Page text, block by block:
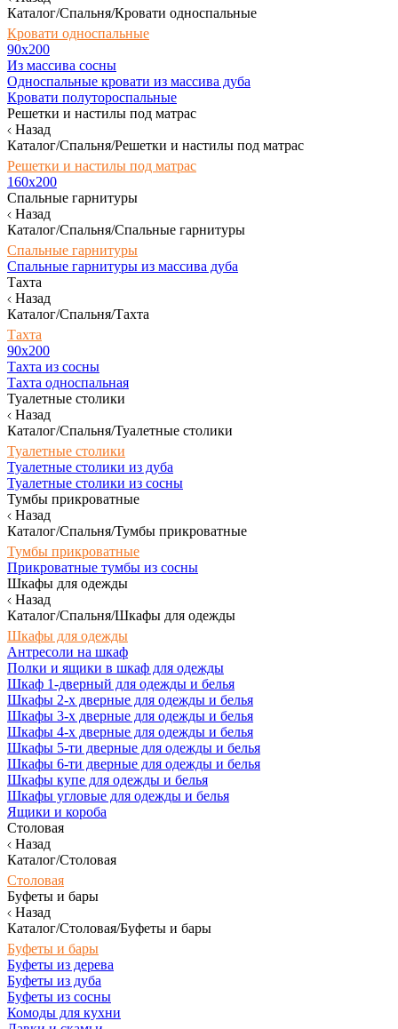
Каталог/Спальня/Кровати односпальные
Кровати односпальные
90х200
Из массива сосны
Односпальные кровати из массива дуба
Кровати полутороспальные
Решетки и настилы под матрас
Назад
Каталог/Спальня/Решетки и настилы под матрас
Решетки и настилы под матрас
160х200
Спальные гарнитуры
Назад
Каталог/Спальня/Спальные гарнитуры
Спальные гарнитуры
Спальные гарнитуры из массива дуба
Тахта
Назад
Каталог/Спальня/Тахта
Тахта
90х200
Тахта из сосны
Тахта односпальная
Туалетные столики
Назад
Каталог/Спальня/Туалетные столики
Туалетные столики
Туалетные столики из дуба
Туалетные столики из сосны
Тумбы прикроватные
Назад
Каталог/Спальня/Тумбы прикроватные
Тумбы прикроватные
Прикроватные тумбы из сосны
Шкафы для одежды
Назад
Каталог/Спальня/Шкафы для одежды
Шкафы для одежды
Антресоли на шкаф
Полки и ящики в шкаф для одежды
Шкаф 1-дверный для одежды и белья
Шкафы 2-х дверные для одежды и белья
Шкафы 3-х дверные для одежды и белья
Шкафы 4-х дверные для одежды и белья
Шкафы 5-ти дверные для одежды и белья
Шкафы 6-ти дверные для одежды и белья
Шкафы купе для одежды и белья
Шкафы угловые для одежды и белья
Ящики и короба
Столовая
Назад
Каталог/Столовая
Столовая
Буфеты и бары
Назад
Каталог/Столовая/Буфеты и бары
Буфеты и бары
Буфеты из дерева
Буфеты из дуба
Буфеты из сосны
Комоды для кухни